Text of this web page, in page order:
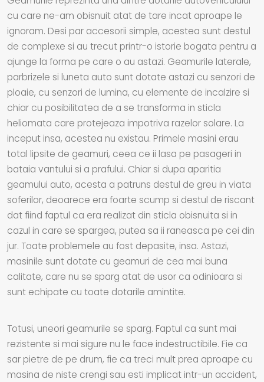
cu care ne-am obisnuit atat de tare incat aproape le
ignoram. Desi par accesorii simple, acestea sunt destul
de complexe si au trecut printr-o istorie bogata pentru a
ajunge la forma pe care o au astazi. Geamurile laterale,
parbrizele si luneta auto sunt dotate astazi cu senzori de
ploaie, cu senzori de lumina, cu elemente de incalzire si
chiar cu posibilitatea de a se transforma in sticla
heliomata care protejeaza impotriva razelor solare. La
inceput insa, acestea nu existau. Primele masini erau
total lipsite de geamuri, ceea ce ii lasa pe pasageri in
bataia vantului si a prafului. Chiar si dupa aparitia
geamului auto, acesta a patruns destul de greu in viata
soferilor, deoarece era foarte scump si destul de riscant
dat fiind faptul ca era realizat din sticla obisnuita si in
cazul in care se spargea, putea sa ii raneasca pe cei din
jur. Toate problemele au fost depasite, insa. Astazi,
masinile sunt dotate cu geamuri de cea mai buna
calitate, care nu se sparg atat de usor ca odinioara si
sunt echipate cu toate dotarile amintite.
Totusi, uneori geamurile se sparg. Faptul ca sunt mai
rezistente si mai sigure nu le face indestructibile. Fie ca
sar pietre de pe drum, fie ca treci mult prea aproape cu
masina de niste crengi sau esti implicat intr-un accident,